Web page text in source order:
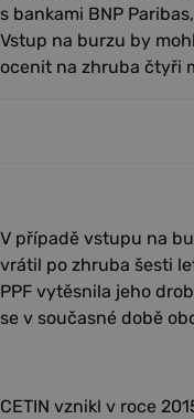
s bankami BNP
Vstup na burzu by
ocenit na zhruba čtyři
V případě vstupu na
vrátil po zhruba šesti
PPF vytěsnila jeho
se v současné době
CETIN vznikl v roce